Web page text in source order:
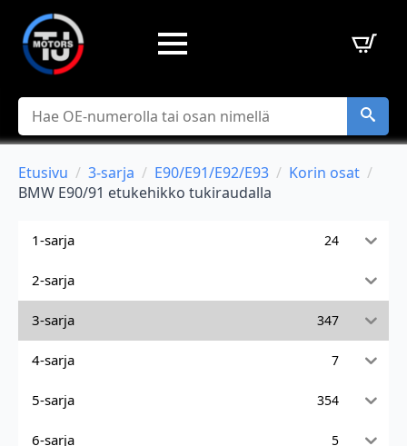
Hae
Etusivu 3-sarja E90/E91/E92/E93
Korin osat
BMW E90/91 etukehikko tukiraudalla
1-sarja 24
2-sarja
3-sarja 347
4-sarja 7
5-sarja 354
6-sarja 5